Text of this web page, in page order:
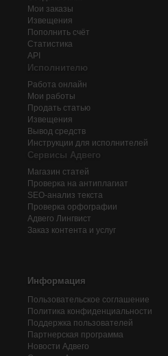
Мои заказы
Извещения
Пополнить счёт
Статистика
API
Исполнителю
Работа онлайн
Мои работы
Продать статью
Извещения
Вывод средств
Инструкции для исполнителей
Сервисы Адвего
Магазин статей
Проверка на антиплагиат
SEO-анализ текста
Проверка орфографии
Адвего Лингвист
Заказ контента и услуг
Информация
Пользовательское соглашение
Политика конфиденциальности
Поддержка пользователей
Партнерская программа
Новости Адвего